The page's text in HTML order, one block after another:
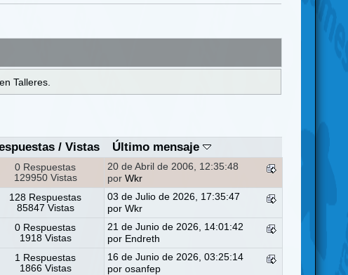
Talleres.
/Vistas Último mensaje
0 Respuestas
129950 Vistas
20 de Abril de 2006, 12:35:48
porWkr
128 Respuestas
85847 Vistas
03 de Julio de 2026, 17:35:47
porWkr
0 Respuestas
1918 Vistas
21 de Junio de 2026, 14:01:42
por Endreth
1 Respuestas
1866 Vistas
16 de Junio de 2026, 03:25:14
porosanfep